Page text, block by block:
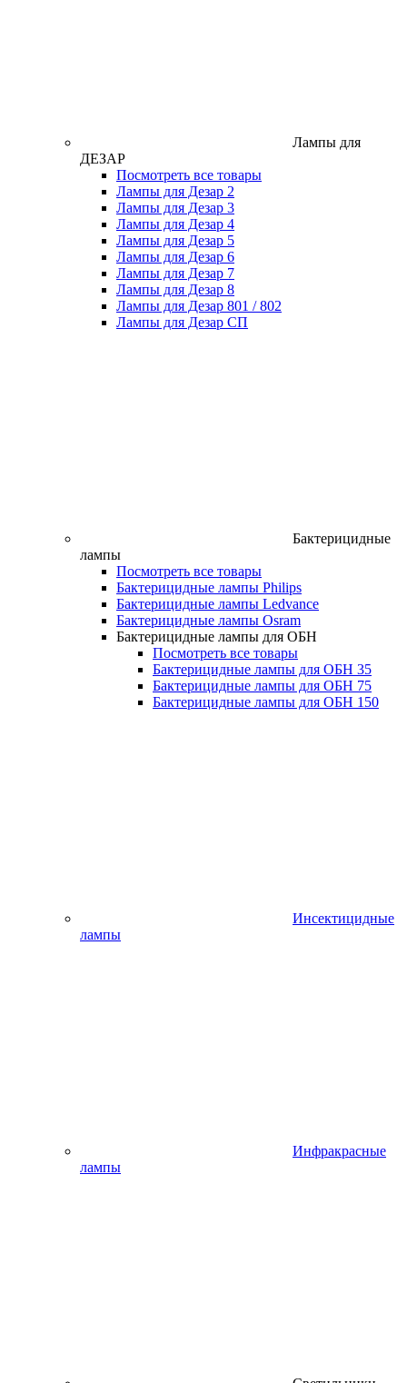
Лампы для
ДЕЗАР
Посмотреть все товары
Лампы для Дезар 2
Лампы для Дезар 3
Лампы для Дезар 4
Лампы для Дезар 5
Лампы для Дезар 6
Лампы для Дезар 7
Лампы для Дезар 8
Лампы для Дезар 801 / 802
Лампы для Дезар СП
Бактерицидные
лампы
Посмотреть все товары
Бактерицидные лампы Philips
Бактерицидные лампы Ledvance
Бактерицидные лампы Osram
Бактерицидные лампы для ОБН
Посмотреть все товары
Бактерицидные лампы для ОБН 35
Бактерицидные лампы для ОБН 75
Бактерицидные лампы для ОБН 150
Инсектицидные
лампы
Инфракрасные
лампы